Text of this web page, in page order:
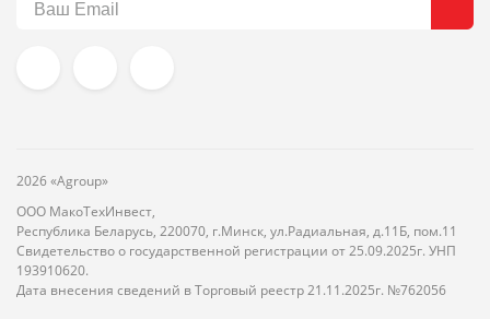
2026 «Agroup»
ООО МакоТехИнвест,
Республика Беларусь, 220070, г.Минск, ул.Радиальная, д.11Б, пом.11
Свидетельство о государственной регистрации от 25.09.2025г. УНП
193910620.
Дата внесения сведений в Торговый реестр 21.11.2025г. №762056